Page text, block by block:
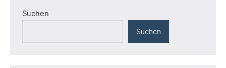
Suchen
Suchen